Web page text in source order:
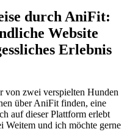
durch AniFit:
Website
Erlebnis
von ‌zwei verspielten Hunden
über AniFit finden, eine
auf dieser Plattform erlebt
⁢Weitem und‍ ich möchte gerne